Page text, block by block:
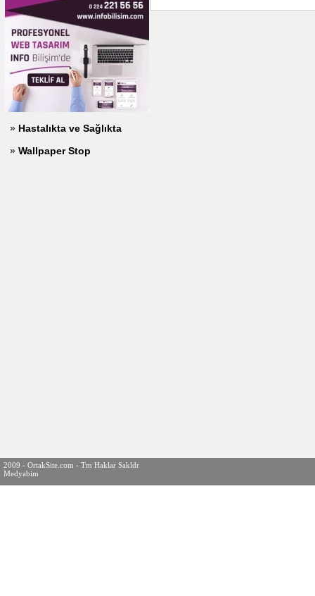
» Hastalıkta ve Sağlıkta
» Wallpaper Stop
2009 - OrtakSite.com - Tm Haklar Sakldr
Medyabim